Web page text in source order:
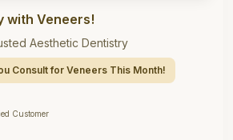
with Veneers!
Aesthetic Dentistry
Consult for Veneers This Month!
Customer